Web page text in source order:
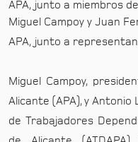
Miguel Campoy y Juan
APA, junto a
Miguel Campoy,
Alicante (APA), y Antonio
de Trabajadores